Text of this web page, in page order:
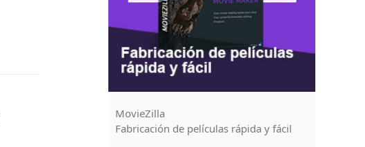
MovieZilla
Fabricación de películas rápida y fácil